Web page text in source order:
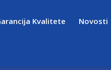
Kvalitete Novosti